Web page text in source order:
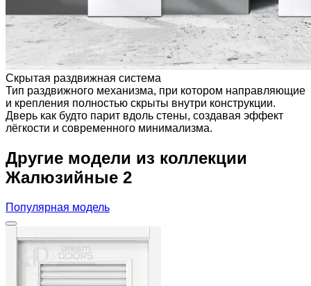
Скрытая раздвижная система
Тип раздвижного механизма, при котором направляющие
и крепления полностью скрыты внутри конструкции.
Дверь как будто парит вдоль стены, создавая эффект
лёгкости и современного минимализма.
Другие модели из коллекции
Жалюзийные 2
Популярная модель